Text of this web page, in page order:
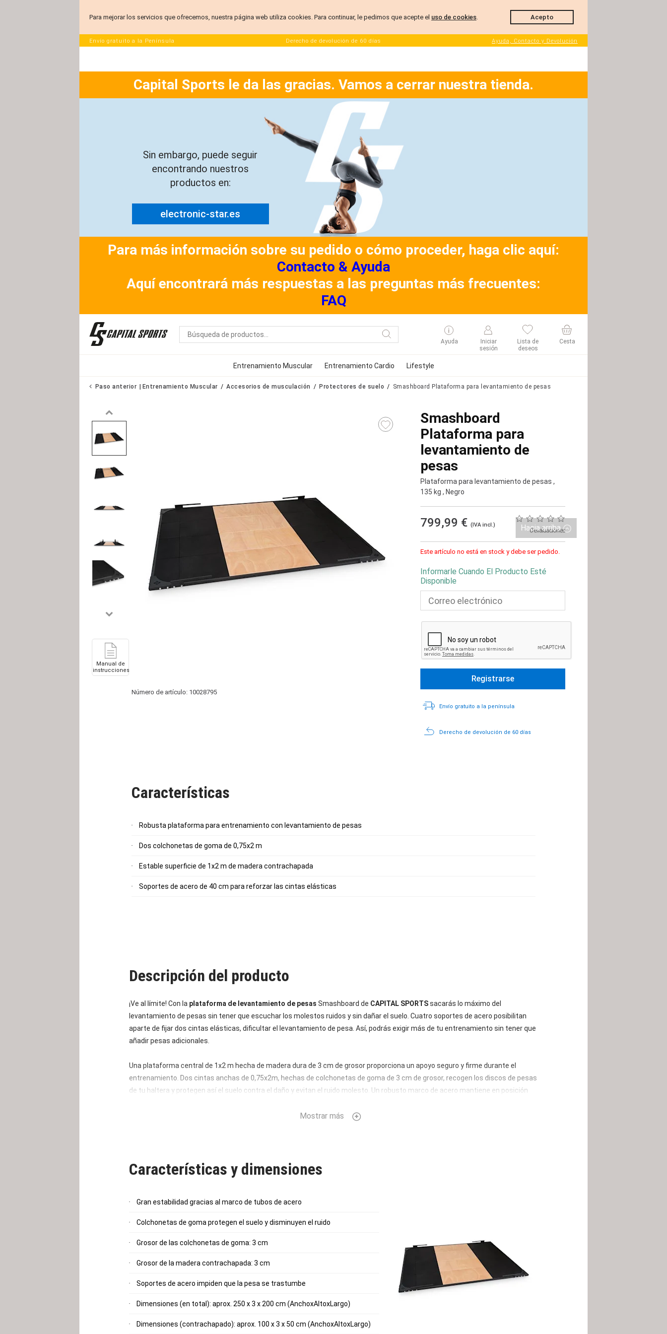
Capital Sports le da las gracias. Vamos a cerrar nuestra tienda.
Sin embargo, puede seguir
encontrando nuestros
productos en:
electronic-star.es
Para más información sobre su pedido o cómo proceder, haga clic aquí:
Contacto & Ayuda
Aquí encontrará más respuestas a las preguntas más frecuentes:
FAQ
Ayuda
Iniciar
sesión
Lista de
deseos
Cesta
Entrenamiento Muscular Entrenamiento Cardio Lifestyle
Paso anterior Entrenamiento Muscular Accesorios de musculación Protectores de suelo Smashboard Plataforma para levantamiento de pesas
Smashboard
Plataforma para
levantamiento de
pesas
Plataforma para levantamiento de pesas ,
135 kg , Negro
799,99 € (IVA incl.)
0 evaluaciones
Este artículo no está en stock y debe ser pedido.
Informarle Cuando El Producto Esté
Disponible
Envío gratuito a la península
Derecho de devolución de 60 días
Número de artículo: 10028795
Manual de
instrucciones
Características
Robusta plataforma para entrenamiento con levantamiento de pesas
Dos colchonetas de goma de 0,75x2 m
Estable superficie de 1x2 m de madera contrachapada
Soportes de acero de 40 cm para reforzar las cintas elásticas
Descripción del producto
¡Ve al límite! Con la plataforma de levantamiento de pesas Smashboard de CAPITAL SPORTSsacarás lo máximo del
levantamiento de pesas sin tener que escuchar los molestos ruidos y sin dañar el suelo. Cuatro soportes de acero posibilitan
aparte de fijar dos cintas elásticas, dificultar el levantamiento de pesa. Así, podrás exigir más de tu entrenamiento sin tener que
añadir pesas adicionales.
Una plataforma central de 1x2 m hecha de madera dura de 3 cm de grosor proporciona un apoyo seguro y firme durante el
entrenamiento. Dos cintas anchas de 0,75x2m, hechas de colchonetas de goma de 3 cm de grosor, recogen los discos de pesas
de tu haltera y protegen así el suelo contra el daño y evitan el ruido molesto. Un robusto marco de acero mantiene en posición
Mostrar más
Características y dimensiones
Gran estabilidad gracias al marco de tubos de acero
Colchonetas de goma protegen el suelo y disminuyen el ruido
Grosor de las colchonetas de goma: 3 cm
Grosor de la madera contrachapada: 3 cm
Soportes de acero impiden que la pesa se trastumbe
Dimensiones (en total): aprox. 250 x 3 x 200 cm (AnchoxAltoxLargo)
Dimensiones (contrachapado): aprox. 100 x 3 x 50 cm (AnchoxAltoxLargo)
Envío gratuito a la Península Derecho de devolución de 60 días Ayuda, Contacto y Devolución
Para mejorar los servicios que ofrecemos, nuestra página web utiliza cookies. Para continuar, le pedimos que acepte el uso de cookies. Acepto
Hacia arriba